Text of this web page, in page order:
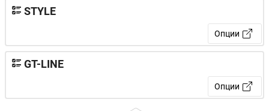
STYLE
Опции
GT-LINE
Опции